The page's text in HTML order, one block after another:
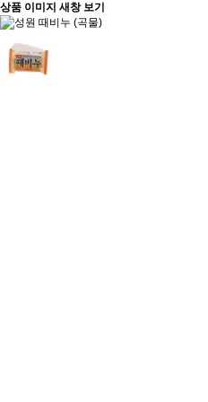
상품 이미지 새창 보기